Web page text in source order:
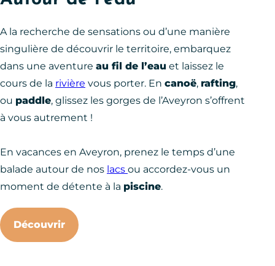
A la recherche de sensations ou d’une manière
singulière de découvrir le territoire, embarquez
dans une aventure au fil de l’eau et laissez le
cours de la rivière vous porter. En canoë, rafting,
ou paddle, glissez les gorges de l’Aveyron s’offrent
à vous autrement !
En vacances en Aveyron, prenez le temps d’une
balade autour de nos lacs ou accordez-vous un
moment de détente à la piscine.
Découvrir